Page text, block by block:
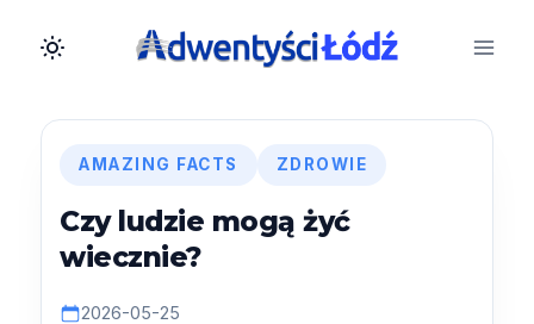
AMAZING FACTS ZDROWIE
Czy ludzie mogą żyć
wiecznie?
2026-05-25